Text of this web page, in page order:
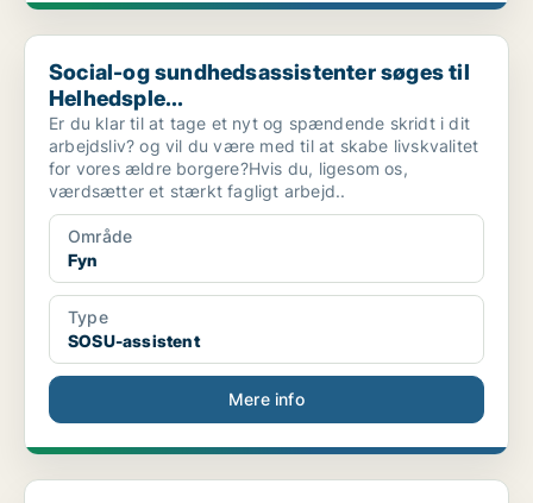
Social-og sundhedsassistenter søges til Helhedsple...
Social-og sundhedsassistenter søges til
Helhedsple...
Er du klar til at tage et nyt og spændende skridt i dit
arbejdsliv? og vil du være med til at skabe livskvalitet
for vores ældre borgere?Hvis du, ligesom os,
værdsætter et stærkt fagligt arbejd..
Område
Fyn
Type
SOSU-assistent
Mere info
Er du Social- og sundhedsassistent og syntes at ps...